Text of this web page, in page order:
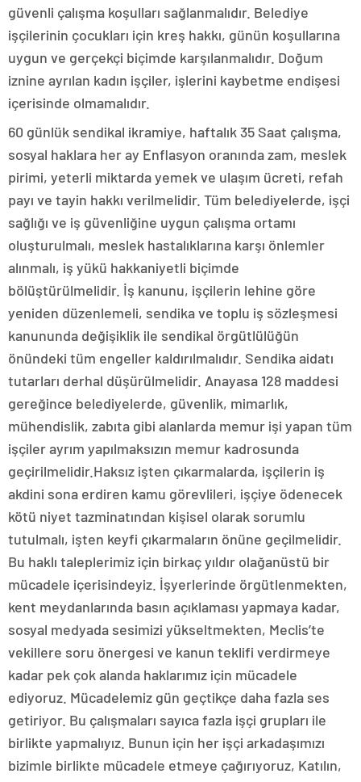
güvenli çalışma koşulları sağlanmalıdır. Belediye
işçilerinin çocukları için kreş hakkı, günün koşullarına
uygun ve gerçekçi biçimde karşılanmalıdır. Doğum
iznine ayrılan kadın işçiler, işlerini kaybetme endişesi
içerisinde olmamalıdır.
60 günlük sendikal ikramiye, haftalık 35 Saat çalışma,
sosyal haklara her ay Enflasyon oranında zam, meslek
pirimi, yeterli miktarda yemek ve ulaşım ücreti, refah
payı ve tayin hakkı verilmelidir. Tüm belediyelerde, işçi
sağlığı ve iş güvenliğine uygun çalışma ortamı
oluşturulmalı, meslek hastalıklarına karşı önlemler
alınmalı, iş yükü hakkaniyetli biçimde
bölüştürülmelidir. İş kanunu, işçilerin lehine göre
yeniden düzenlemeli, sendika ve toplu iş sözleşmesi
kanununda değişiklik ile sendikal örgütlülüğün
önündeki tüm engeller kaldırılmalıdır. Sendika aidatı
tutarları derhal düşürülmelidir. Anayasa 128 maddesi
gereğince belediyelerde, güvenlik, mimarlık,
mühendislik, zabıta gibi alanlarda memur işi yapan tüm
işçiler ayrım yapılmaksızın memur kadrosunda
geçirilmelidir.Haksız işten çıkarmalarda, işçilerin iş
akdini sona erdiren kamu görevlileri, işçiye ödenecek
kötü niyet tazminatından kişisel olarak sorumlu
tutulmalı, işten keyfi çıkarmaların önüne geçilmelidir.
Bu haklı taleplerimiz için birkaç yıldır olağanüstü bir
mücadele içerisindeyiz. İşyerlerinde örgütlenmekten,
kent meydanlarında basın açıklaması yapmaya kadar,
sosyal medyada sesimizi yükseltmekten, Meclis’te
vekillere soru önergesi ve kanun teklifi verdirmeye
kadar pek çok alanda haklarımız için mücadele
ediyoruz. Mücadelemiz gün geçtikçe daha fazla ses
getiriyor. Bu çalışmaları sayıca fazla işçi grupları ile
birlikte yapmalıyız. Bunun için her işçi arkadaşımızı
bizimle birlikte mücadele etmeye çağırıyoruz, Katılın,